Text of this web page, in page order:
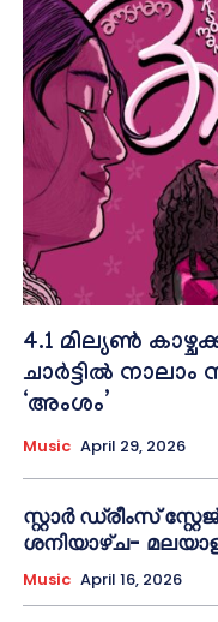
4.1 മില്യൺ
ചാർട്ടിൽ
‘അംശം’
Music April 29, 2026
സ്റ്റാർ ഡ്രീംസ്
ശനിയാഴ്ച-
Music April 16, 2026